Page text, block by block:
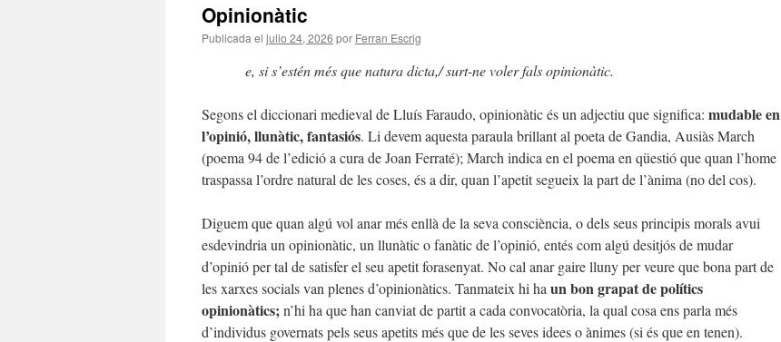
Opinionàtic
Publicada el julio 24, 2026 por Ferran Escrig
e, si s’estén més que natura dicta,/ surt-ne voler fals opinionàtic.
Segons el diccionari medieval de Lluís Faraudo, opinionàtic és un adjectiu que significa: mudable en
l’opinió, llunàtic, fantasiós. Li devem aquesta paraula brillant al poeta de Gandia, Ausiàs March
(poema 94 de l’edició a cura de Joan Ferraté); March indica en el poema en qüestió que quan l’home
traspassa l’ordre natural de les coses, és a dir, quan l’apetit segueix la part de l’ànima (no del cos).
Diguem que quan algú vol anar més enllà de la seva consciència, o dels seus principis morals avui
esdevindria un opinionàtic, un llunàtic o fanàtic de l’opinió, entés com algú desitjós de mudar
d’opinió per tal de satisfer el seu apetit forasenyat. No cal anar gaire lluny per veure que bona part de
les xarxes socials van plenes d’opinionàtics. Tanmateix hi ha un bon grapat de polítics
opinionàtics;n’hi ha que han canviat de partit a cada convocatòria, la qual cosa ens parla més
d’individus governats pels seus apetits més que de les seves idees o ànimes (si és que en tenen).